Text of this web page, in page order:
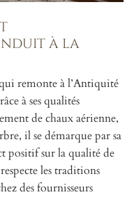
à la
remonte à l’Antiquité
à ses qualités
de chaux aérienne,
il se démarque par sa
positif sur la qualité de
les traditions
des fournisseurs